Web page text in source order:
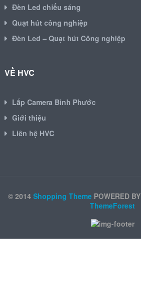
Đèn Led chiếu sáng
Quạt hút công nghiệp
Đèn Led – Quạt hút Công nghiệp
VỀ HVC
Lắp Camera Bình Phước
Giới thiệu
Liên hệ HVC
© 2014 Shopping Theme POWERED BY
ThemeForest